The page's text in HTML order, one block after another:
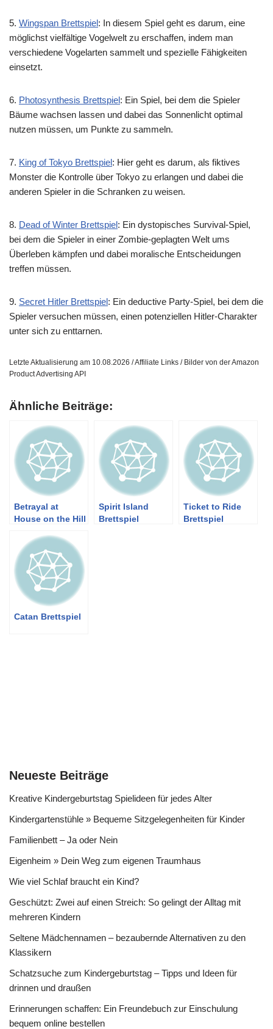
5. Wingspan Brettspiel: In diesem Spiel geht es darum, eine
möglichst vielfältige Vogelwelt zu erschaffen, indem man
verschiedene Vogelarten sammelt und spezielle Fähigkeiten
einsetzt.
6. Photosynthesis Brettspiel: Ein Spiel, bei dem die Spieler
Bäume wachsen lassen und dabei das Sonnenlicht optimal
nutzen müssen, um Punkte zu sammeln.
7. King of Tokyo Brettspiel: Hier geht es darum, als fiktives
Monster die Kontrolle über Tokyo zu erlangen und dabei die
anderen Spieler in die Schranken zu weisen.
8. Dead of Winter Brettspiel: Ein dystopisches Survival-Spiel,
bei dem die Spieler in einer Zombie-geplagten Welt ums
Überleben kämpfen und dabei moralische Entscheidungen
treffen müssen.
9. Secret Hitler Brettspiel: Ein deductive Party-Spiel, bei dem die
Spieler versuchen müssen, einen potenziellen Hitler-Charakter
unter sich zu enttarnen.
Letzte Aktualisierung am 10.08.2026 / Affiliate Links / Bilder von der Amazon
Product Advertising API
Ähnliche Beiträge:
Betrayal at
House on the Hill
Spirit Island
Brettspiel
Ticket to Ride
Brettspiel
Catan Brettspiel
Neueste Beiträge
Kreative Kindergeburtstag Spielideen für jedes Alter
Kindergartenstühle » Bequeme Sitzgelegenheiten für Kinder
Familienbett – Ja oder Nein
Eigenheim » Dein Weg zum eigenen Traumhaus
Wie viel Schlaf braucht ein Kind?
Geschützt: Zwei auf einen Streich: So gelingt der Alltag mit
mehreren Kindern
Seltene Mädchennamen – bezaubernde Alternativen zu den
Klassikern
Schatzsuche zum Kindergeburtstag – Tipps und Ideen für
drinnen und draußen
Erinnerungen schaffen: Ein Freundebuch zur Einschulung
bequem online bestellen